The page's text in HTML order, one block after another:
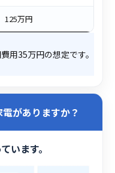
125万円
用35万円の想定です。
がありますか？
います。